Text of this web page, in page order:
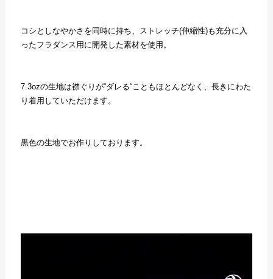
コシとしなやかさを同時に持ち、ストレッチ(伸縮性)も充分に入
ったフラダンス用に開発した素材を使用。
7.3ozの生地は襟ぐりが“ダレる“こともほとんどなく、長きにわた
り着用していただけます。
黒色の生地でお作りしております。